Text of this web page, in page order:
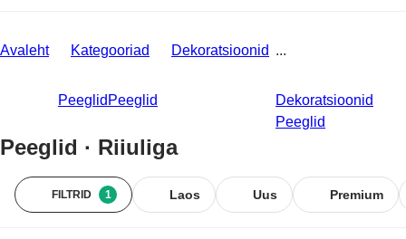
Avaleht Kategooriad Dekoratsioonid
Peeglid Peeglid
...
Dekoratsioonid
Peeglid
Peeglid · Riiuliga
FILTRID 1 Laos Premium
Uus